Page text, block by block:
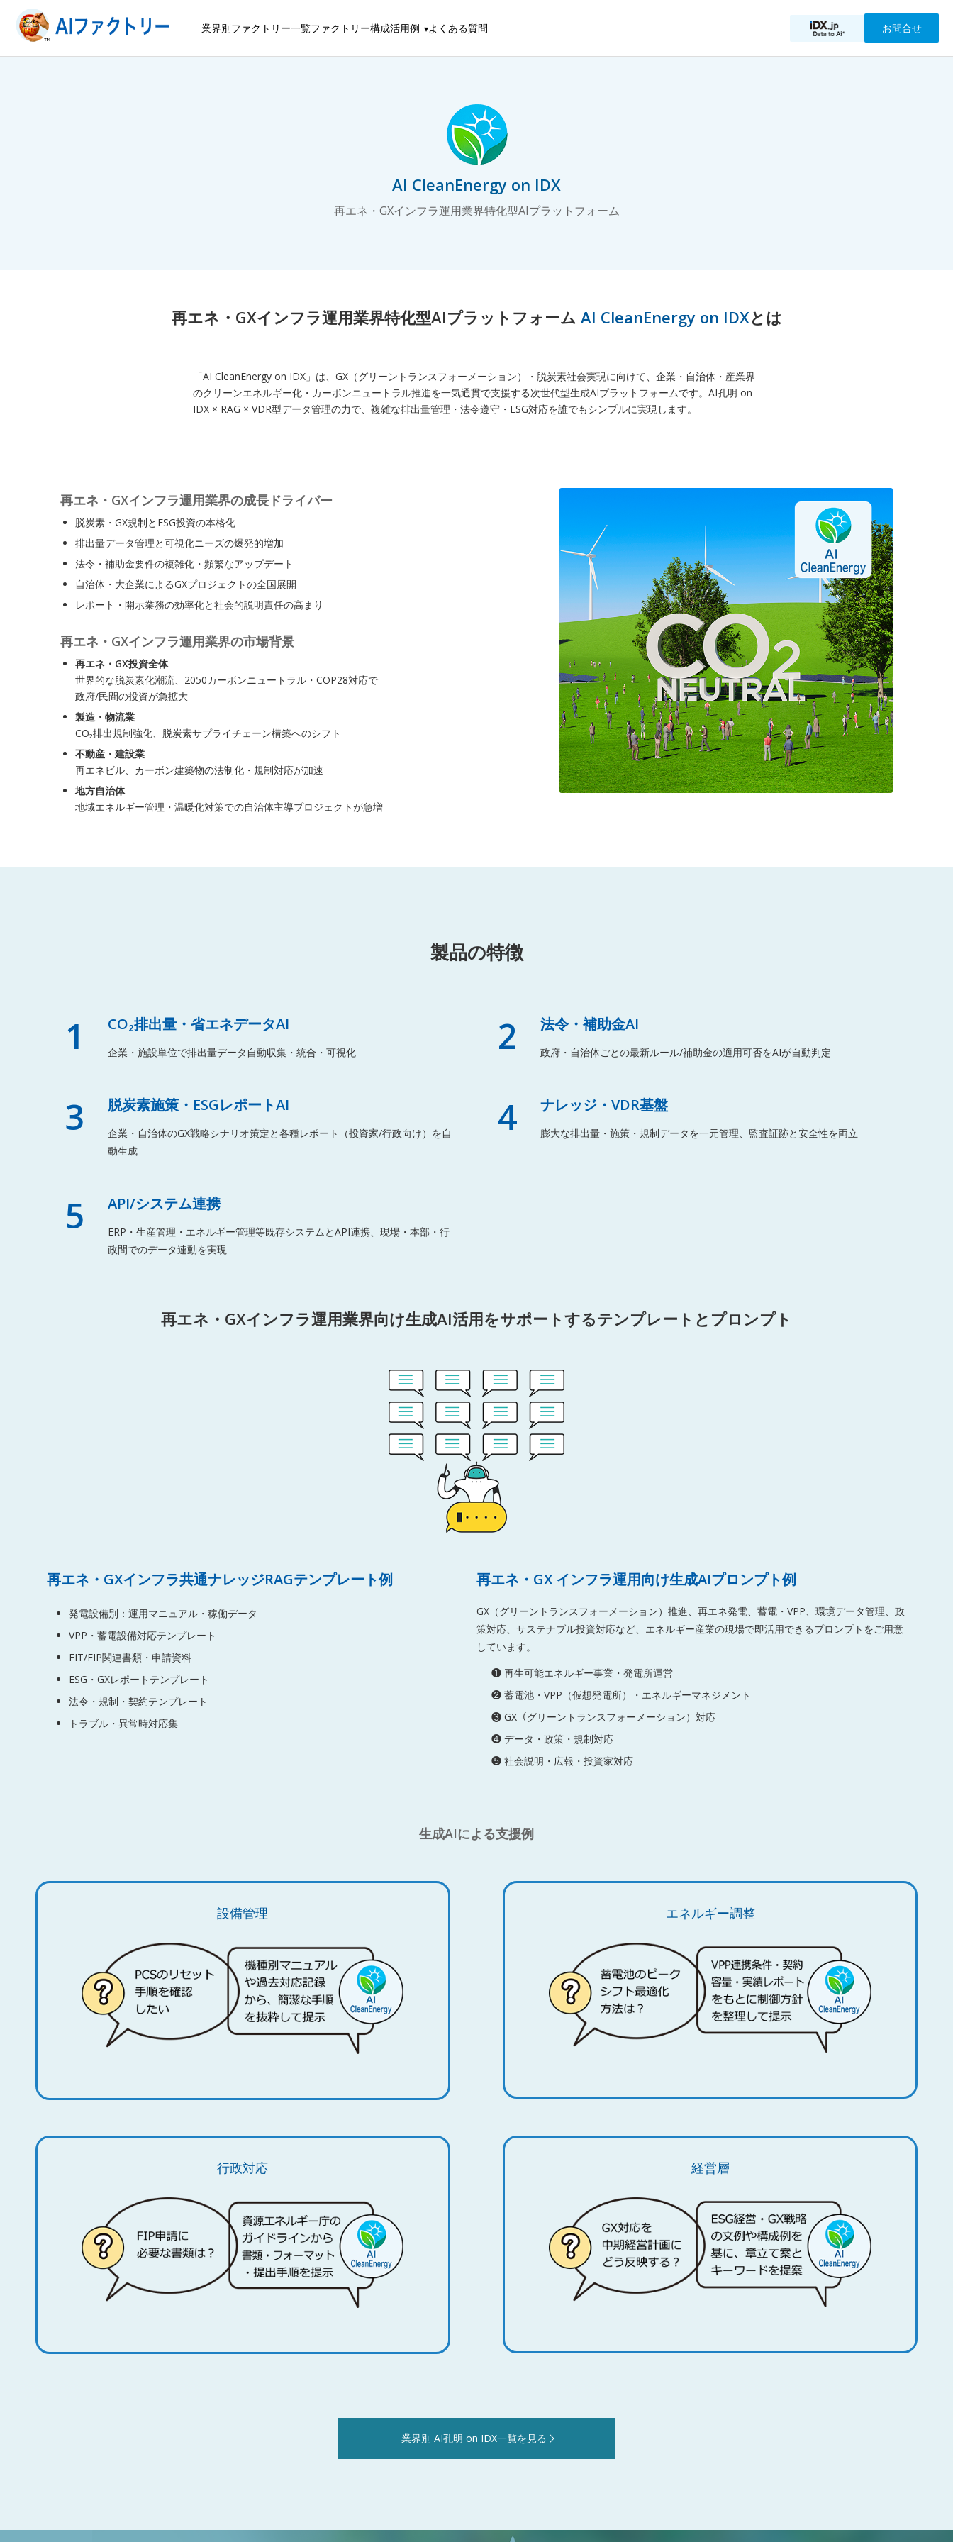
業界別ファクトリー一覧ファクトリー構成活用例 よくある質問 お問合せ
AI CleanEnergy on IDX
再エネ・GXインフラ運用業界特化型AIプラットフォーム
再エネ・GXインフラ運用業界特化型AIプラットフォーム AI CleanEnergy on IDXとは
「AI CleanEnergy on IDX」は、GX（グリーントランスフォーメーション）・脱炭素社会実現に向けて、企業・自治体・産業界
のクリーンエネルギー化・カーボンニュートラル推進を一気通貫で支援する次世代型生成AIプラットフォームです。AI孔明 on
IDX × RAG × VDR型データ管理の力で、複雑な排出量管理・法令遵守・ESG対応を誰でもシンプルに実現します。
再エネ・GXインフラ運用業界の成長ドライバー
脱炭素・GX規制とESG投資の本格化
排出量データ管理と可視化ニーズの爆発的増加
法令・補助金要件の複雑化・頻繁なアップデート
自治体・大企業によるGXプロジェクトの全国展開
レポート・開示業務の効率化と社会的説明責任の高まり
再エネ・GXインフラ運用業界の市場背景
再エネ・GX投資全体
世界的な脱炭素化潮流、2050カーボンニュートラル・COP28対応で
政府/民間の投資が急拡大
製造・物流業
CO₂排出規制強化、脱炭素サプライチェーン構築へのシフト
不動産・建設業
再エネビル、カーボン建築物の法制化・規制対応が加速
地方自治体
地域エネルギー管理・温暖化対策での自治体主導プロジェクトが急増
製品の特徴
1 CO₂排出量・省エネデータAI
企業・施設単位で排出量データ自動収集・統合・可視化 2 法令・補助金AI
政府・自治体ごとの最新ルール/補助金の適用可否をAIが自動判定
3 脱炭素施策・ESGレポートAI
企業・自治体のGX戦略シナリオ策定と各種レポート（投資家/行政向け）を自
動生成
4 ナレッジ・VDR基盤
膨大な排出量・施策・規制データを一元管理、監査証跡と安全性を両立
5 API/システム連携
ERP・生産管理・エネルギー管理等既存システムとAPI連携、現場・本部・行
政間でのデータ連動を実現
再エネ・GXインフラ運用業界向け生成AI活用をサポートするテンプレートとプロンプト
再エネ・GXインフラ共通ナレッジRAGテンプレート例
発電設備別：運用マニュアル・稼働データ
VPP・蓄電設備対応テンプレート
FIT/FIP関連書類・申請資料
ESG・GXレポートテンプレート
法令・規制・契約テンプレート
トラブル・異常時対応集
再エネ・GX インフラ運用向け生成AIプロンプト例
GX（グリーントランスフォーメーション）推進、再エネ発電、蓄電・VPP、環境データ管理、政
策対応、サステナブル投資対応など、エネルギー産業の現場で即活用できるプロンプトをご用意
しています。
❶ 再生可能エネルギー事業・発電所運営
❷ 蓄電池・VPP（仮想発電所）・エネルギーマネジメント
❸ GX（グリーントランスフォーメーション）対応
❹ データ・政策・規制対応
❺ 社会説明・広報・投資家対応
生成AIによる支援例
設備管理 エネルギー調整
行政対応 経営層
業界別 AI孔明 on IDX一覧を見る